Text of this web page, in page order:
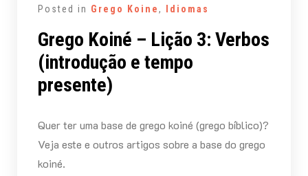
Posted in Grego Koine, Idiomas
Grego Koiné – Lição 3: Verbos
(introdução e tempo
presente)
Quer ter uma base de grego koiné (grego bíblico)?
Veja este e outros artigos sobre a base do grego
koiné.